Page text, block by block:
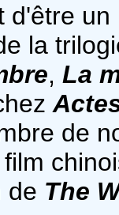
d'être
la
, La
de
de The